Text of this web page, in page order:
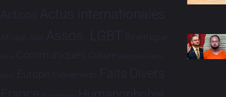
Actions Actus Internationales
Afrique Asie Assos. LGBT Bioéthique
Brève Communiqués Culture Dialogues France-
Brésil Europe Evénements Faits Divers
Humanophobie